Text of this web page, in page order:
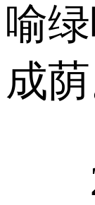
喻
成荫